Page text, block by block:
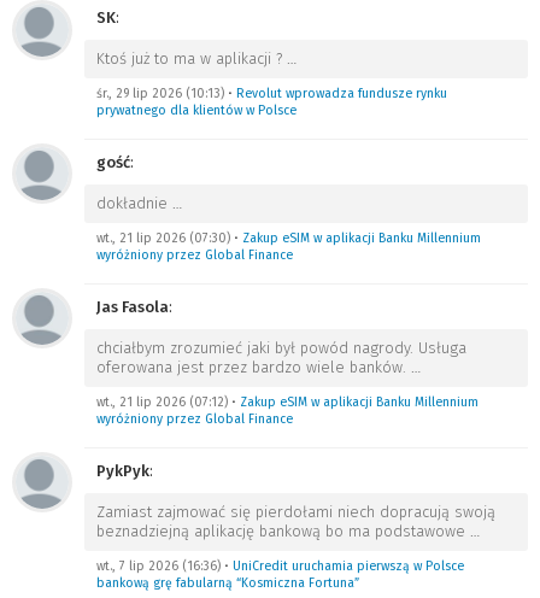
SK:
Ktoś już to ma w aplikacji ? …
śr., 29 lip 2026 (10:13) • Revolut wprowadza fundusze rynku
prywatnego dla klientów w Polsce
gość:
dokładnie …
wt., 21 lip 2026 (07:30) • Zakup eSIM w aplikacji Banku Millennium
wyróżniony przez Global Finance
Jas Fasola:
chciałbym zrozumieć jaki był powód nagrody. Usługa
oferowana jest przez bardzo wiele banków. …
wt., 21 lip 2026 (07:12) • Zakup eSIM w aplikacji Banku Millennium
wyróżniony przez Global Finance
PykPyk:
Zamiast zajmować się pierdołami niech dopracują swoją
beznadziejną aplikację bankową bo ma podstawowe …
wt., 7 lip 2026 (16:36) • UniCredit uruchamia pierwszą w Polsce
bankową grę fabularną “Kosmiczna Fortuna”